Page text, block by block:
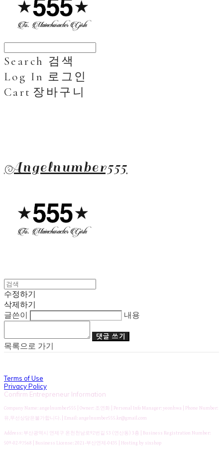
Search 검색
Log In 로그인
Cart 장바구니
Angelnumber555
수정하기
삭제하기
글쓴이
내용
댓글 쓰기
목록으로 가기
Terms of Use
Privacy Policy
Confirm Entrepreneur Information
Company Name: angelnumber555 | Owner: 조연화 | Personal Info Manager: yeonhwa | Phone Number:
유,무선상담은불가합니다. | Email: angelnumber555.kr@gmail.com
Address: 부산광역시 연제구 온천천남로92번길 53 (연산동) 3층 | Business Registration Number:
509-02-97568 | Business License:2021-부산연제-0435 | Hosting by sixshop